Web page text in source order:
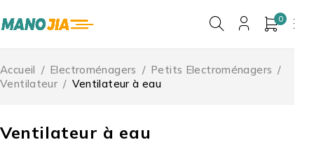
0
Ventilateur à eau
Accueil / Electroménagers / Petits Electroménagers /
Ventilateur / Ventilateur à eau